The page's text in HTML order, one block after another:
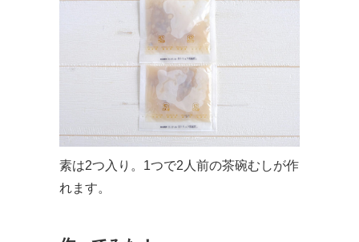
素は2つ入り。1つで2人前の茶碗むしが作
れます。